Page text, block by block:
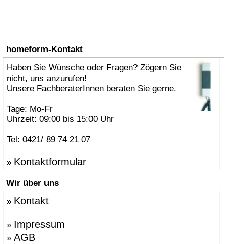
homeform-Kontakt
Haben Sie Wünsche oder Fragen? Zögern Sie
nicht, uns anzurufen!
Unsere FachberaterInnen beraten Sie gerne.
Tage: Mo-Fr
Uhrzeit: 09:00 bis 15:00 Uhr
Tel: 0421/ 89 74 21 07
» Kontaktformular
Wir über uns
» Kontakt
» Impressum
» AGB